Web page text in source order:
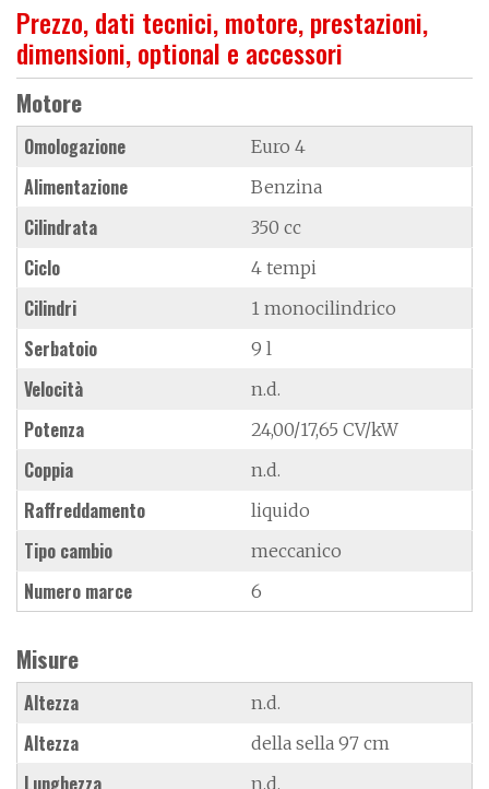
Prezzo, dati tecnici, motore, prestazioni,
dimensioni, optional e accessori
Motore
Omologazione Euro 4
Alimentazione Benzina
Cilindrata 350 cc
Ciclo 4 tempi
Cilindri 1 monocilindrico
Serbatoio 9 l
Velocità n.d.
Potenza 24,00/17,65 CV/kW
Coppia n.d.
Raffreddamento liquido
Tipo cambio meccanico
Numero marce 6
Misure
Altezza n.d.
Altezza della sella 97 cm
Lunghezza n.d.